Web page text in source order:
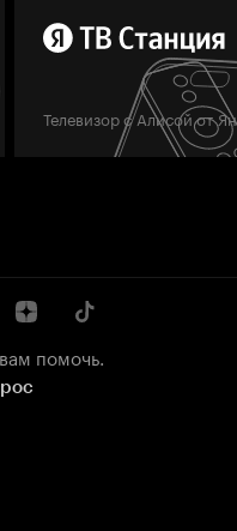
Телевизор с Алисой от
помочь.